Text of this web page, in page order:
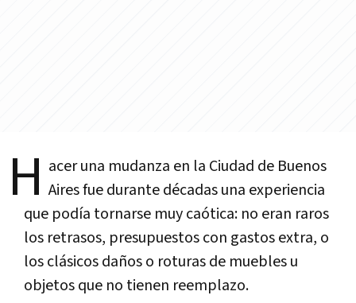
H acer una mudanza en la Ciudad de Buenos
Aires fue durante décadas una experiencia
que podía tornarse muy caótica: no eran raros
los retrasos, presupuestos con gastos extra, o
los clásicos daños o roturas de muebles u
objetos que no tienen reemplazo.